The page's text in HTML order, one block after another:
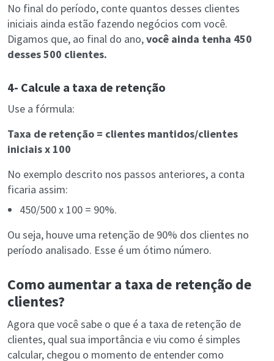
No final do período, conte quantos desses clientes
iniciais ainda estão fazendo negócios com você.
Digamos que, ao final do ano,você ainda tenha 450
desses 500 clientes.
4- Calcule a taxa de retenção
Use a fórmula:
Taxa de retenção = clientes mantidos/clientes
iniciais x 100
No exemplo descrito nos passos anteriores, a conta
ficaria assim:
450/500 x 100 = 90%.
Ou seja, houve uma retenção de 90% dos clientes no
período analisado. Esse é um ótimo número.
Como aumentar a taxa de retenção de
clientes?
Agora que você sabe o que é a taxa de retenção de
clientes, qual sua importância e viu como é simples
calcular, chegou o momento de entender como